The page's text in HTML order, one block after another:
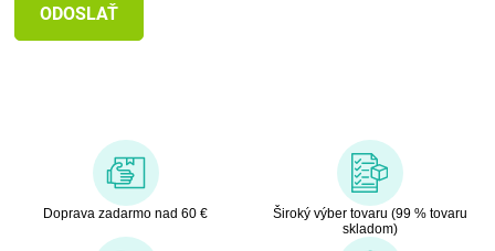
Doprava zadarmo nad 60 €
Široký výber tovaru (99 % tovaru
skladom)